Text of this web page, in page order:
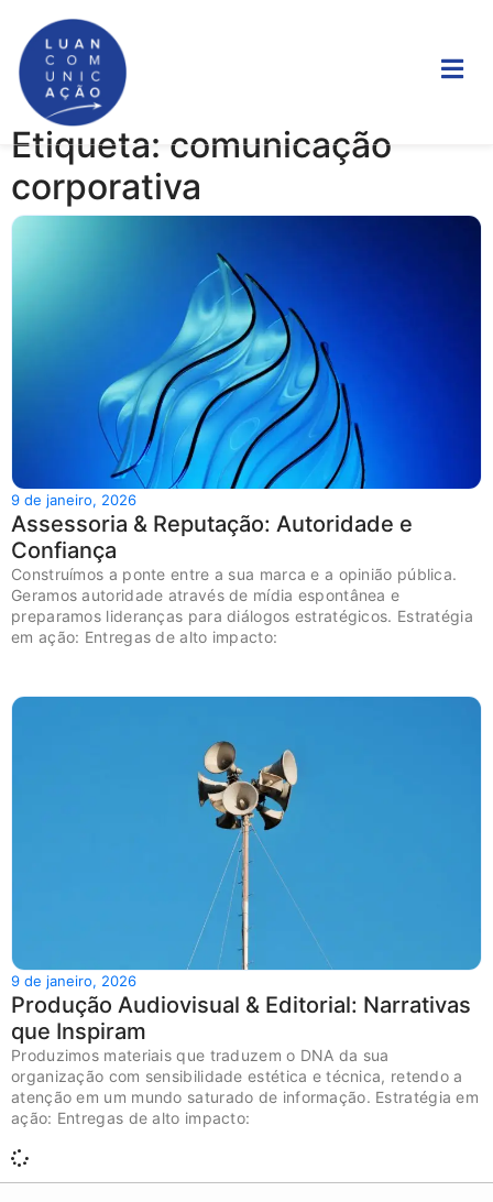
Etiqueta: comunicação
corporativa
9 de janeiro, 2026
Assessoria & Reputação: Autoridade e
Confiança
Construímos a ponte entre a sua marca e a opinião pública.
Geramos autoridade através de mídia espontânea e
preparamos lideranças para diálogos estratégicos. Estratégia
em ação: Entregas de alto impacto:
9 de janeiro, 2026
Produção Audiovisual & Editorial: Narrativas
que Inspiram
Produzimos materiais que traduzem o DNA da sua
organização com sensibilidade estética e técnica, retendo a
atenção em um mundo saturado de informação. Estratégia em
ação: Entregas de alto impacto: